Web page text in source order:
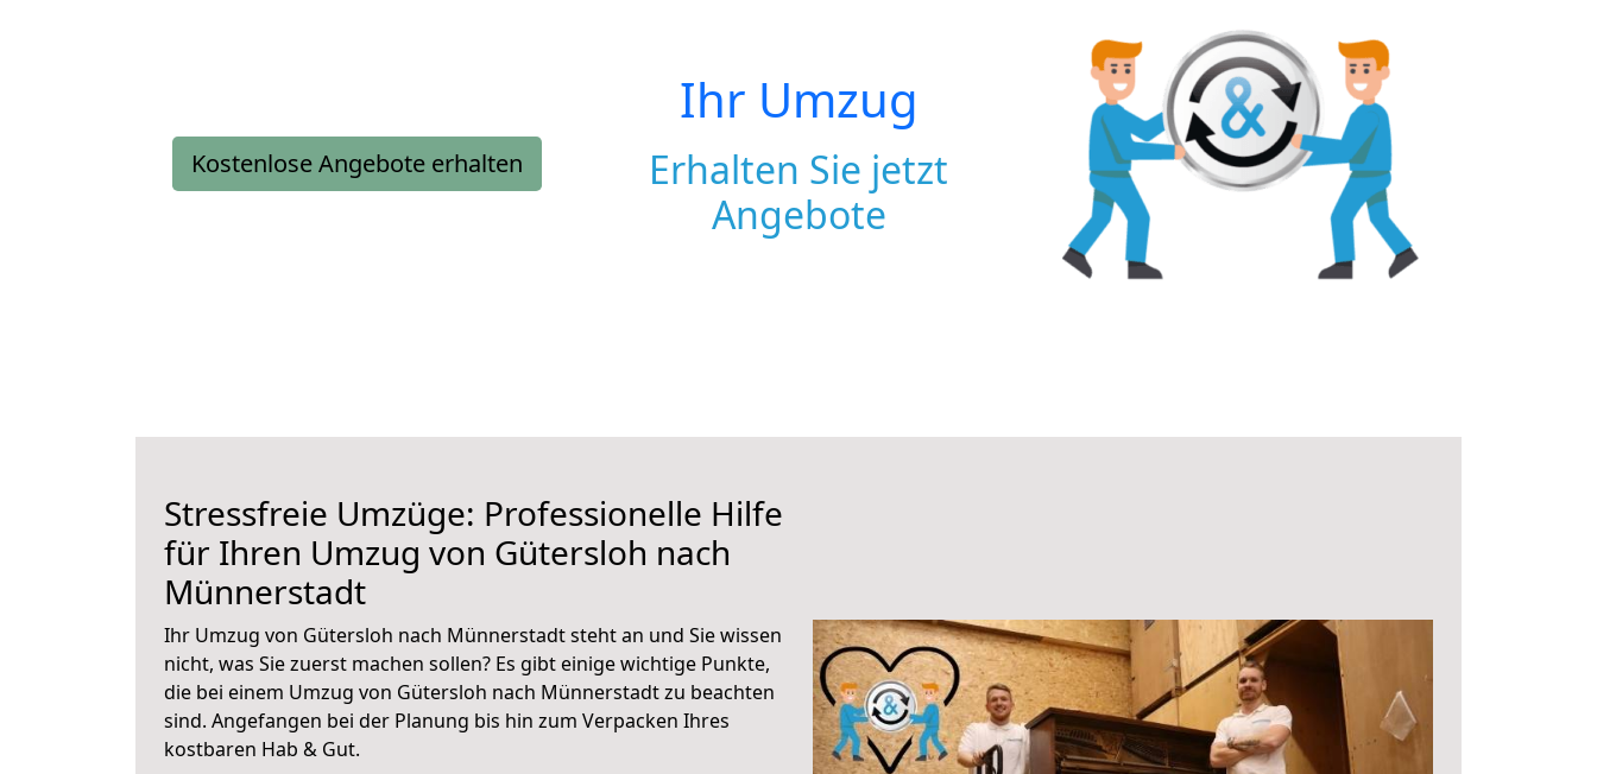
Kostenlose Angebote erhalten
Ihr Umzug
Erhalten Sie jetzt
Angebote
Stressfreie Umzüge: Professionelle Hilfe
für Ihren Umzug von Gütersloh nach
Münnerstadt
Ihr Umzug von Gütersloh nach Münnerstadt steht an und Sie wissen
nicht, was Sie zuerst machen sollen? Es gibt einige wichtige Punkte,
die bei einem Umzug von Gütersloh nach Münnerstadt zu beachten
sind. Angefangen bei der Planung bis hin zum Verpacken Ihres
kostbaren Hab & Gut.